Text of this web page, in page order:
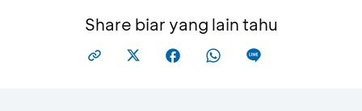
Share biar yang lain tahu